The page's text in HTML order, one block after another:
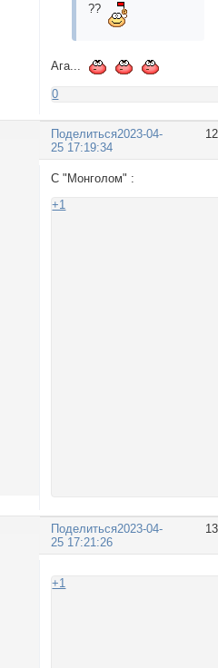
??
Ага...
0
Поделиться2023-04-
25 17:19:34
С "Монголом" :
+1
Поделиться2023-04-
25 17:21:26
+1